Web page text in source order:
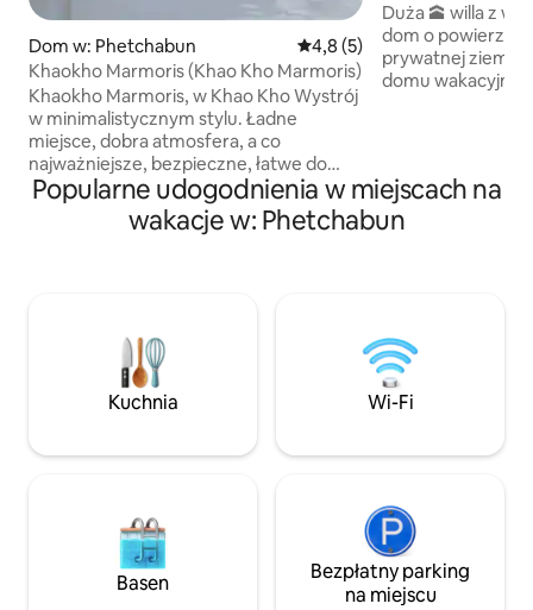
Dom w: Phetchabun Średnia ocena: 4,8 na 5,
4,8 (5)
Khaokho Marmoris (Khao Kho Marmoris)
Khaokho Marmoris, w Khao Kho Wystrój
w minimalistycznym stylu. Ładne
miejsce, dobra atmosfera, a co
najważniejsze, bezpieczne, łatwe do
poruszania się. Nie musisz wjeżdżać na
wzgórze i podróżować. Łatwo się
przemieszczać, ponieważ jest to punkt
Near Phu Tubkok # near the fog spot
Najważniejsze funkcje ⚪️ Blisko miejsc z
mgłą, blisko atrakcji turystycznych.
Minimalny ⚪️ styl ⚪️ Czyste, wygodne,
samochody Restauracje⚪️ , patelnie,
Miniaturowy hotel butikowy # Khao Kho
Campn ☁️☁️☁️☁️☁️☁️☁️☁️☁️☁️☁️☁️☁️
Duża 🕋 willa z
dom o
prywatnej ziemi i
domu wakacyjnego * 📌
- Dostępny jest
hokejowy i stół do
Śpi 8-12 osób,
góra ma widok na
niecierpliwością
Phanak Kaew.„
Popularne udogodnienia w miejscach na
wakacje w: Phetchabun
Kuchnia Wi-Fi
Basen
Bezpłatny parking
na miejscu